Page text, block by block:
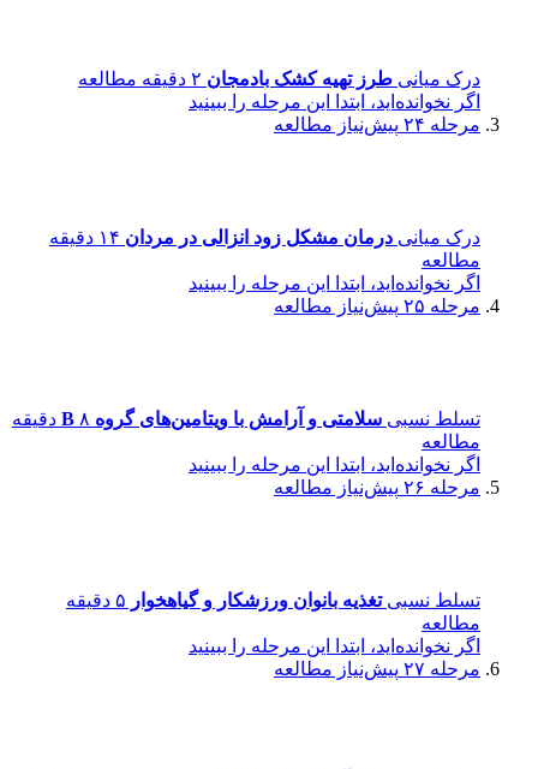
درک میانی طرز تهیه کشک بادمجان ۲ دقیقه مطالعه
اگر نخوانده‌اید، ابتدا این مرحله را ببینید
مرحله ۲۴
پیش‌نیاز مطالعه
درک میانی درمان مشکل زود انزالی در مردان
۱۴ دقیقه
مطالعه
اگر نخوانده‌اید، ابتدا این مرحله را ببینید
مرحله ۲۵
پیش‌نیاز مطالعه
تسلط نسبی سلامتی و آرامش با ویتامین‌های گروه B
۸ دقیقه
مطالعه
اگر نخوانده‌اید، ابتدا این مرحله را ببینید
مرحله ۲۶
پیش‌نیاز مطالعه
تسلط نسبیتغذیه بانوان ورزشکار و گیاهخوار
۵ دقیقه
مطالعه
اگر نخوانده‌اید، ابتدا این مرحله را ببینید
مرحله ۲۷
پیش‌نیاز مطالعه